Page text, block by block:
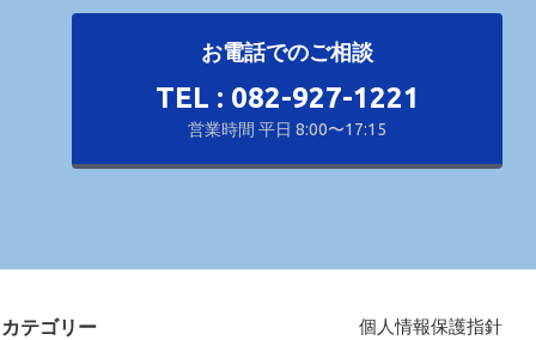
お電話でのご相談
TEL : 082-927-1221
営業時間 平日 8:00〜17:15
カテゴリー 個人情報保護指針